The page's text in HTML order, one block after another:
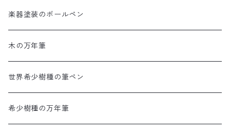
楽器塗装のボールペン
木の万年筆
世界希少樹種の筆ペン
希少樹種の万年筆